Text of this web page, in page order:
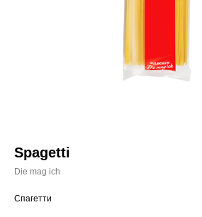
Spagetti
Die mag ich
Спагетти